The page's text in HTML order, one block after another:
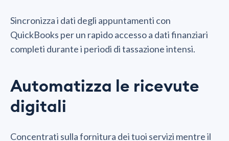
Sincronizza i dati degli appuntamenti con
QuickBooks per un rapido accesso a dati finanziari
completi durante i periodi di tassazione intensi.
Automatizza le ricevute
digitali
Concentrati sulla fornitura dei tuoi servizi mentre il